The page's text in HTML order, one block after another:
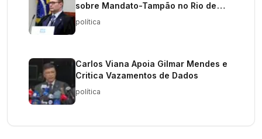
sobre Mandato-Tampão no Rio de
Janeiro
política
Carlos Viana Apoia Gilmar Mendes e
Critica Vazamentos de Dados
política